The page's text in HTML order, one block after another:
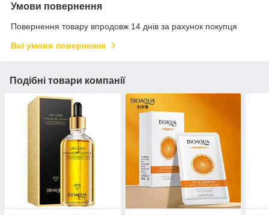
Умови повернення
Повернення товару впродовж 14 днів за рахунок покупця
Всі умови повернення
Подібні товари компанії